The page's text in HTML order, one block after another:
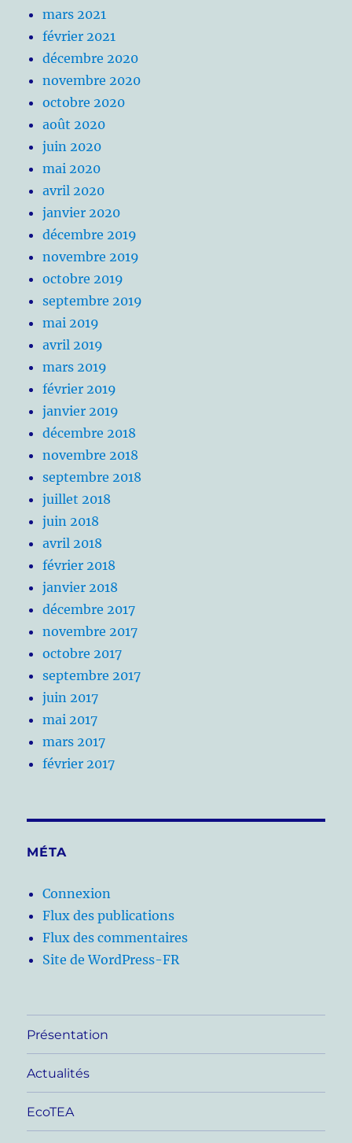
mars 2021
février 2021
décembre 2020
novembre 2020
octobre 2020
août 2020
juin 2020
mai 2020
avril 2020
janvier 2020
décembre 2019
novembre 2019
octobre 2019
septembre 2019
mai 2019
avril 2019
mars 2019
février 2019
janvier 2019
décembre 2018
novembre 2018
septembre 2018
juillet 2018
juin 2018
avril 2018
février 2018
janvier 2018
décembre 2017
novembre 2017
octobre 2017
septembre 2017
juin 2017
mai 2017
mars 2017
février 2017
MÉTA
Connexion
Flux des publications
Flux des commentaires
Site de WordPress-FR
Présentation
Actualités
EcoTEA